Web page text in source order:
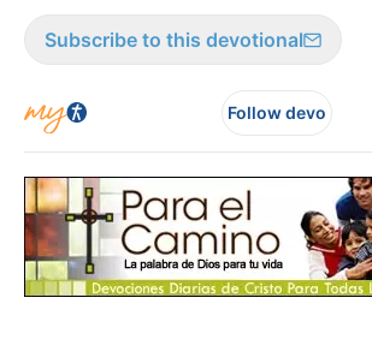
Subscribe to this devotional
Follow devo